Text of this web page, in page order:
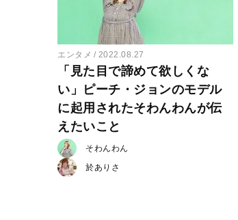
エンタメ 2022.08.27
「見た目で諦めて欲しくな
い」ピーチ・ジョンのモデル
に起用されたそわんわんが伝
えたいこと
そわんわん
於ありさ